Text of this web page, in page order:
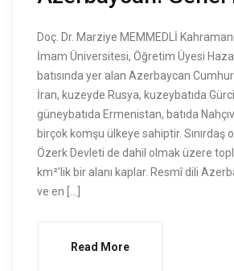
Doç. Dr. Marziye MEMMEDLİ
İmam Üniversitesi, Öğretim Üyesi
batısında yer alan Azerbaycan
İran, kuzeyde Rusya, kuzeybatıda
güneybatıda Ermenistan, batıda
birçok komşu ülkeye sahiptir. Sınırdaş
Özerk Devleti de dahil olmak üzere
km²’lik bir alanı kaplar. Resmî dili
ve en […]
Read More